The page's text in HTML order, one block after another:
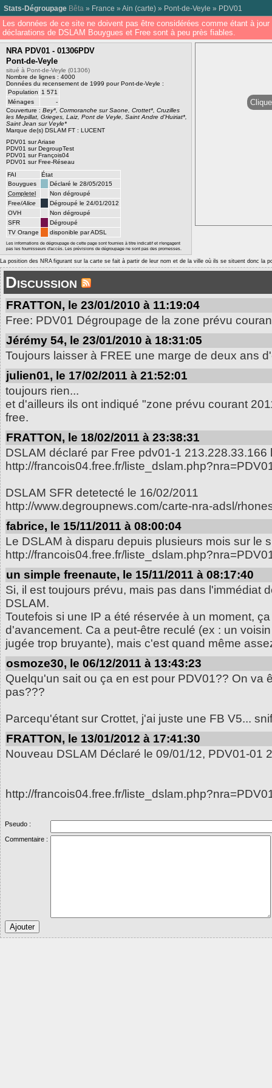
Stats-Dégroupage Bêta » France » Ain (carte) » Pont-de-Veyle » PDV01
Les données de ce site ne doivent pas être considérées comme étant à
déclarations de DSLAM Bouygues et Free sont à peu près fiables.
NRA PDV01 - 01306PDV
Pont-de-Veyle
situé à Pont-de-Veyle (01306)
Nombre de lignes : 4000
Données du recensement de 1999 pour Pont-de-Veyle :
Population
1 571
Ménages
-
Couverture : Bey*, Cormoranche sur Saone, Crottet*, Cruzilles
les Mepillat, Grieges, Laiz, Pont de Veyle, Saint Andre d'Huiriat*,
Saint Jean sur Veyle*
Marque de(s) DSLAM FT : LUCENT
PDV01 sur Ariase
PDV01 sur DegroupTest
PDV01 sur François04
PDV01 sur Free-Réseau
FAI
État
Bouygues
Déclaré le 28/05/2015
Completel
Non dégroupé
Free/Alice
Dégroupé le 24/01/2012
OVH
Non dégroupé
SFR
Dégroupé
TV Orange
disponible par ADSL
Les informations de dégroupage de cette page sont fournies à titre indicatif et n'engagent
pas les fournisseurs d'accès. Les prévisions de dégroupage ne sont pas des promesses.
La position des NRA figurant sur la carte se fait à partir de leur nom et de la ville où ils se situent donc la
Discussion
FRATTON, le 23/01/2010 à 11:19:04
Free: PDV01 Dégroupage de la zone prévu
Jérémy 54, le 23/01/2010 à 18:31:05
Toujours laisser à FREE une marge de deux ans
julien01, le 17/02/2011 à 21:52:01
toujours rien...
et d'ailleurs ils ont indiqué "zone prévu courant
free.
FRATTON, le 18/02/2011 à 23:38:31
DSLAM déclaré par Free pdv01-1 213.228.33.166
http://francois04.free.fr/
DSLAM SFR detetecté le 16/02/2011
http://www.degroupnews.com/carte-nra-adsl/
fabrice, le 15/11/2011 à 08:00:04
Le DSLAM à disparu depuis plusieurs mois sur le
http://francois04.free.fr/
un simple freenaute, le 15/11/2011 à 08:17:40
Si, il est toujours prévu, mais pas dans l'immédiat
DSLAM.
Toutefois si une IP a été réservée à un moment,
d'avancement. Ca a peut-être reculé (ex : un
jugée trop bruyante), mais c'est quand même
osmoze30, le 06/12/2011 à 13:43:23
Quelqu'un sait ou ça en est pour PDV01?? On va
pas???
Parcequ'étant sur Crottet, j'ai juste une FB V5...
FRATTON, le 13/01/2012 à 17:41:30
Nouveau DSLAM Déclaré le 09/01/12, PDV01-01
http://francois04.free.fr/
Pseudo :
Commentaire :